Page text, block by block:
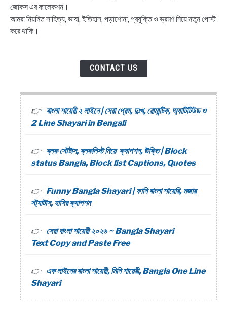
জোকস এর কালেকশন।
আমরা নিয়মিত সাহিত্য, ভাষা, ইতিহাস, পড়াশোনা, প্রযুক্তি ও ভ্রমণ নিয়ে নতুন পোস্ট
করে থাকি।
CONTACT US
বাংলা শায়েরী ২ লাইনে | সেরা প্রেম, দুঃখ, রোমান্টিক, অ্যাটিটিউড ও
2 Line Shayari in Bengali
ব্লক স্টেটাস, ব্লকলিস্ট নিয়ে ক্যাপশন, উক্তি | Block
status Bangla, Block list Captions, Quotes
Funny Bangla Shayari | ফানি বাংলা শায়েরি, মজার
স্ট্যাটাস, হাসির ক্যাপশন
সেরা বাংলা শায়েরী ২০২৬ ~ Bangla Shayari
Text Copy and Paste Free
এক লাইনের বাংলা শায়েরী, মিনি শায়েরী, Bangla One Line
Shayari